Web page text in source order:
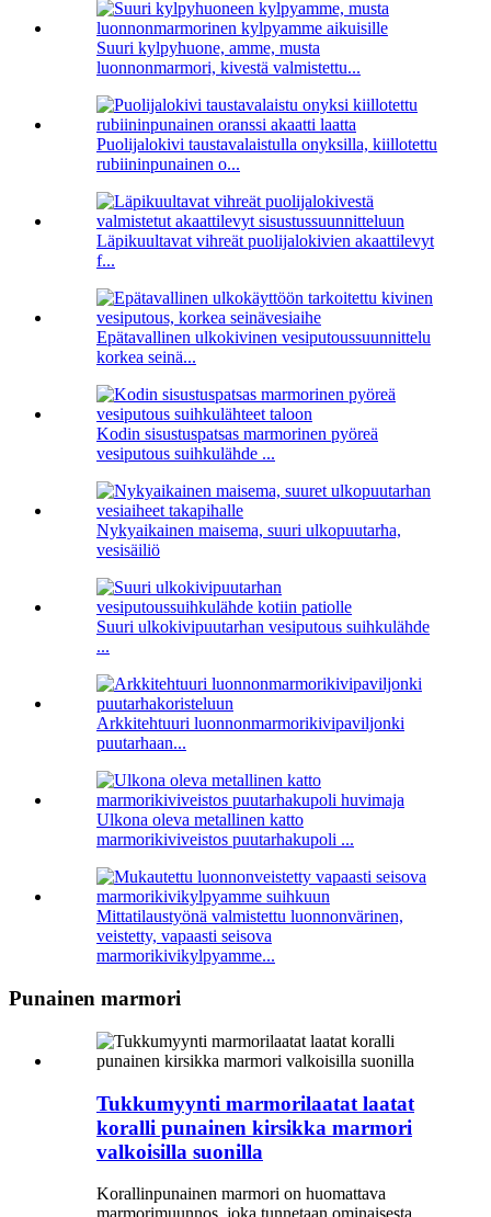
Suuri kylpyhuone, amme, musta
luonnonmarmori, kivestä valmistettu...
Puolijalokivi taustavalaistulla onyksilla, kiillotettu
rubiininpunainen o...
Läpikuultavat vihreät puolijalokivien akaattilevyt
f...
Epätavallinen ulkokivinen vesiputoussuunnittelu
korkea seinä...
Kodin sisustuspatsas marmorinen pyöreä
vesiputous suihkulähde ...
Nykyaikainen maisema, suuri ulkopuutarha,
vesisäiliö
Suuri ulkokivipuutarhan vesiputous suihkulähde
...
Arkkitehtuuri luonnonmarmorikivipaviljonki
puutarhaan...
Ulkona oleva metallinen katto
marmorikiviveistos puutarhakupoli ...
Mittatilaustyönä valmistettu luonnonvärinen,
veistetty, vapaasti seisova
marmorikivikylpyamme...
Punainen marmori
Tukkumyynti marmorilaatat laatat
koralli punainen kirsikka marmori
valkoisilla suonilla
Korallinpunainen marmori on huomattava